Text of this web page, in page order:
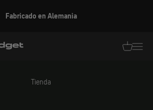
Fabricado en Alemania
Tienda